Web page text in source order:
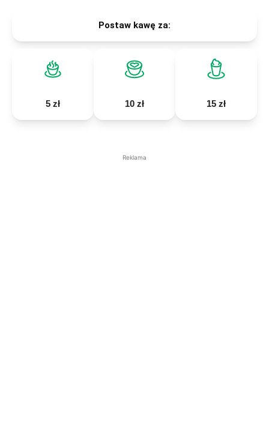
Postaw kawę za:
5 zł 10 zł 15 zł
Reklama